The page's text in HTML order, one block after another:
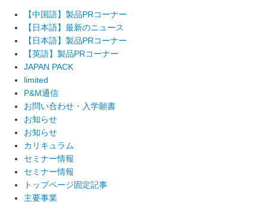
【中国語】製品PRコーナー
【日本語】最新のニュース
【日本語】製品PRコーナー
【英語】製品PRコーナー
JAPAN PACK
limited
P&M通信
お問い合わせ・入学願書
お知らせ
お知らせ
カリキュラム
セミナー情報
セミナー情報
トップページ固定記事
主要事業